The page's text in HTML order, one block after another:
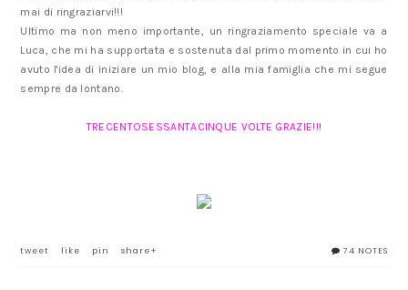
mai di ringraziarvi!!!
Ultimo ma non meno importante, un ringraziamento speciale va a
Luca, che mi ha supportata e sostenuta dal primo momento in cui ho
avuto l'idea di iniziare un mio blog, e alla mia famiglia che mi segue
sempre da lontano.
TRECENTOSESSANTACINQUE VOLTE GRAZIE!!!
74 NOTES
tweet like pin share+